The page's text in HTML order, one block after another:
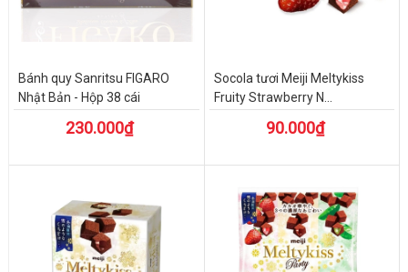
Bánh quy Sanritsu FIGARO
Nhật Bản - Hộp 38 cái
230.000₫
Socola tươi Meiji Meltykiss
Fruity Strawberry N...
90.000₫